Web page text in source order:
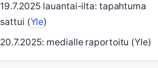
19.7.2025 lauantai-ilta: tapahtuma
sattui (Yle)
20.7.2025: medialle raportoitu (Yle)